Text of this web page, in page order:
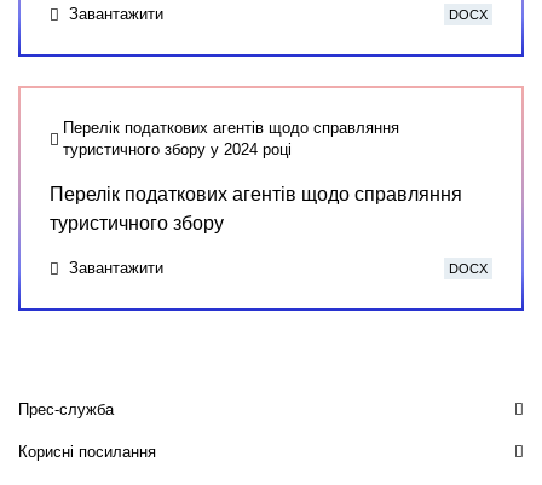
Завантажити DOCX
Перелік податкових агентів щодо справляння
туристичного збору у 2024 році
Перелік податкових агентів щодо справляння
туристичного збору
Завантажити DOCX
Прес-служба
Корисні посилання